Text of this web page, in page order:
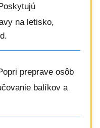
na letisko,
preprave osôb
balíkov a